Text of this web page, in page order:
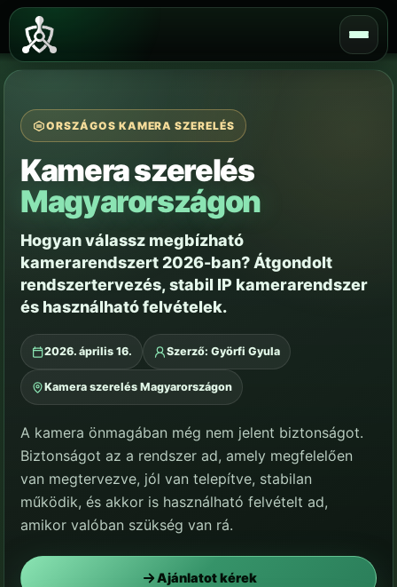
Skip
content
ORSZÁGOS KAMERA SZERELÉS
Kamera szerelés
Magyarországon
Hogyan válassz megbízható
kamerarendszert 2026-ban? Átgondolt
rendszertervezés, stabil IP kamerarendszer
és használható felvételek.
2026. április 16. Szerző: Györfi Gyula
Kamera szerelés Magyarországon
A kamera önmagában még nem jelent biztonságot.
Biztonságot az a rendszer ad, amely megfelelően
van megtervezve, jól van telepítve, stabilan
működik, és akkor is használható felvételt ad,
amikor valóban szükség van rá.
Ajánlatot kérek